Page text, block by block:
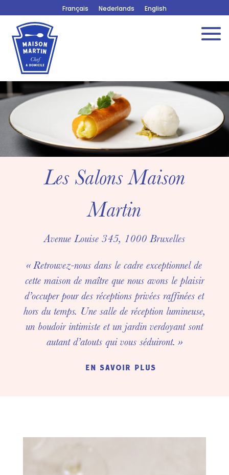
Français Nederlands English
Les Salons Maison
Martin
Avenue Louise 345, 1000 Bruxelles
« Retrouvez-nous dans le cadre exceptionnel de
cette maison de maître que nous avons le plaisir
d’occuper pour des réceptions privées raffinées et
hors du temps. Une salle de réception lumineuse,
un boudoir intimiste et un jardin verdoyant sont
autant d’atouts qui vous séduiront. »
en savoir plus